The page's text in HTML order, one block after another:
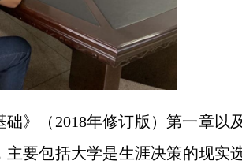
》（2018年修订版）第一章以
要包括大学是生涯决策的现实